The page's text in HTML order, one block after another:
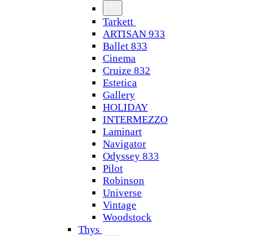
Tarkett
ARTISAN 933
Ballet 833
Cinema
Cruize 832
Estetica
Gallery
HOLIDAY
INTERMEZZO
Laminart
Navigator
Odyssey 833
Pilot
Robinson
Universe
Vintage
Woodstock
Thys